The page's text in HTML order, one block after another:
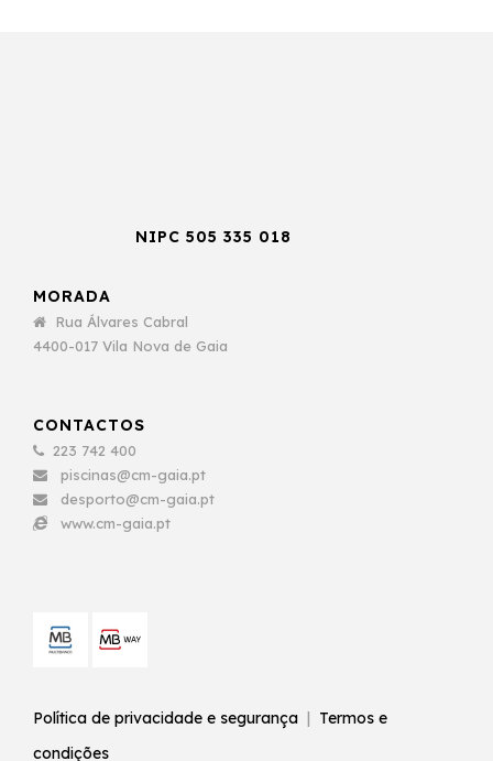
NIPC 505 335 018
MORADA
Rua Álvares Cabral
4400-017 Vila Nova de Gaia
CONTACTOS
223 742 400
piscinas@cm-gaia.pt
desporto@cm-gaia.pt
www.cm-gaia.pt
Política de privacidade e segurança | Termos e
condições